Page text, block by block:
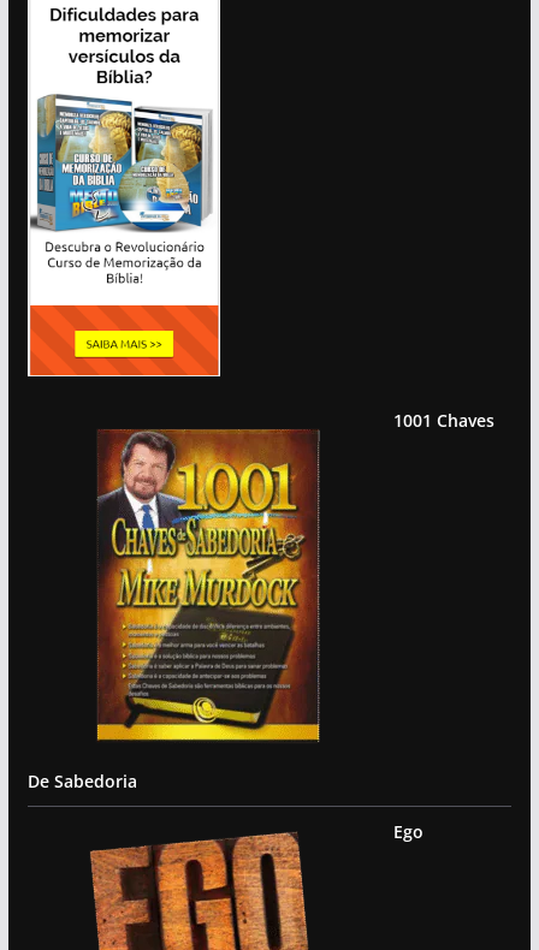
1001 Chaves
De Sabedoria
Ego